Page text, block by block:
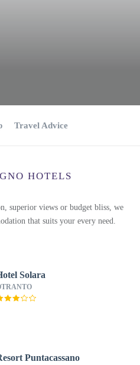
Travel Advice
HOTELS
superior views or budget bliss, we
that suits your every need.
Solara
Puntacassano